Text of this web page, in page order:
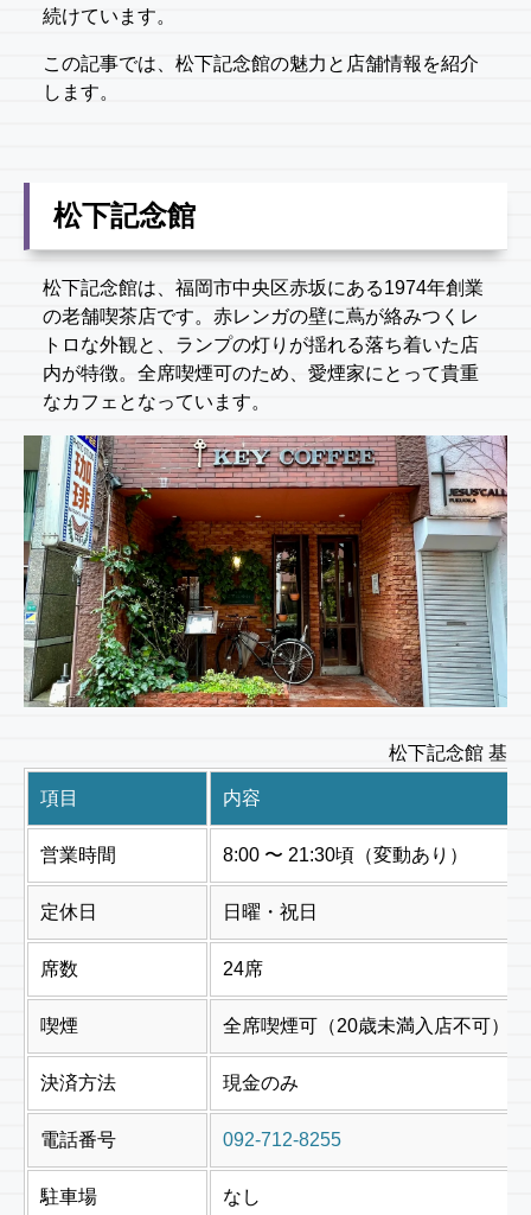
続けています。
この記事では、松下記念館の魅力と店舗情報を紹介
します。
松下記念館
松下記念館は、福岡市中央区赤坂にある1974年創業
の老舗喫茶店です。赤レンガの壁に蔦が絡みつくレ
トロな外観と、ランプの灯りが揺れる落ち着いた店
内が特徴。全席喫煙可のため、愛煙家にとって貴重
なカフェとなっています。
松下記念館 基本
項目 内容
営業時間 8:00 〜 21:30頃（変動あり）
定休日 日曜・祝日
席数 24席
喫煙 全席喫煙可（20歳未満入店不可）
決済方法 現金のみ
電話番号 092-712-8255
駐車場 なし